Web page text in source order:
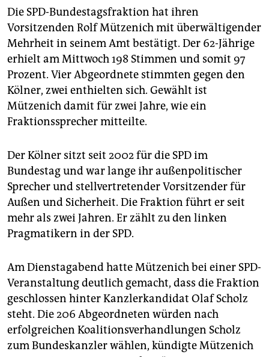
Die SPD-Bundestagsfraktion hat ihren
Vorsitzenden Rolf Mützenich mit überwältigender
Mehrheit in seinem Amt bestätigt. Der 62-Jährige
erhielt am Mittwoch 198 Stimmen und somit 97
Prozent. Vier Abgeordnete stimmten gegen den
Kölner, zwei enthielten sich. Gewählt ist
Mützenich damit für zwei Jahre, wie ein
Fraktionssprecher mitteilte.
Der Kölner sitzt seit 2002 für die SPD im
Bundestag und war lange ihr außenpolitischer
Sprecher und stellvertretender Vorsitzender für
Außen und Sicherheit. Die Fraktion führt er seit
mehr als zwei Jahren. Er zählt zu den linken
Pragmatikern in der SPD.
Am Dienstagabend hatte Mützenich bei einer SPD-
Veranstaltung deutlich gemacht, dass die Fraktion
geschlossen hinter Kanzlerkandidat Olaf Scholz
steht. Die 206 Abgeordneten würden nach
erfolgreichen Koalitionsverhandlungen Scholz
zum Bundeskanzler wählen, kündigte Mützenich